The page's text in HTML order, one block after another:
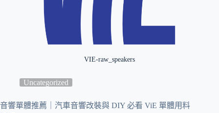
VIE-raw_speakers
Uncategorized
音響單體推薦｜汽車音響改裝與 DIY 必看 ViE 單體用料